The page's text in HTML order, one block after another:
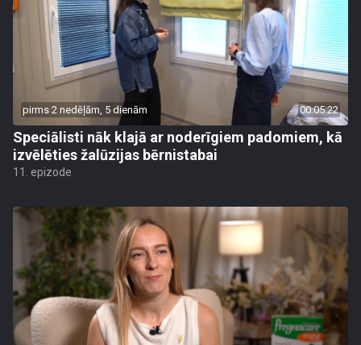
pirms 2 nedēļām, 5 dienām 00:05:22
Speciālisti nāk klajā ar noderīgiem padomiem, kā
izvēlēties žalūzijas bērnistabai
11. epizode